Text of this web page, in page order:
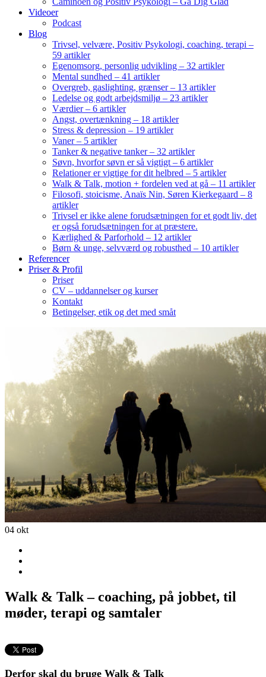
Videoer
Podcast
Blog
Trivsel, velvære, Positiv Psykologi, coaching, terapi –
59 artikler
Egenomsorg, personlig udvikling – 32 artikler
Mental sundhed – 41 artikler
Overgreb, gaslighting, grænser – 13 artikler
Ledelse og godt arbejdsmiljø – 23 artikler
Værdier – 6 artikler
Angst, overtænkning – 18 artikler
Stress & depression – 19 artikler
Vaner – 5 artikler
Tanker & negative tanker – 32 artikler
Søvn, hvorfor søvn er så vigtigt – 6 artikler
Relationer er vigtige for dit helbred – 5 artikler
Walk & Talk, motion + fordelen ved at gå – 11 artikler
Filosofi, stoicisme, Anaïs Nin, Søren Kierkegaard – 8
artikler
Trivsel er ikke alene forudsætningen for et godt liv, det
er også forudsætningen for at præstere.
Kærlighed & Parforhold – 12 artikler
Børn & unge, selvværd og robusthed – 10 artikler
Referencer
Priser & Profil
Priser
CV – uddannelser og kurser
Kontakt
Betingelser, etik og det med småt
04 okt
Walk & Talk – coaching, på jobbet, til
møder, terapi og samtaler
Derfor skal du bruge Walk & Talk